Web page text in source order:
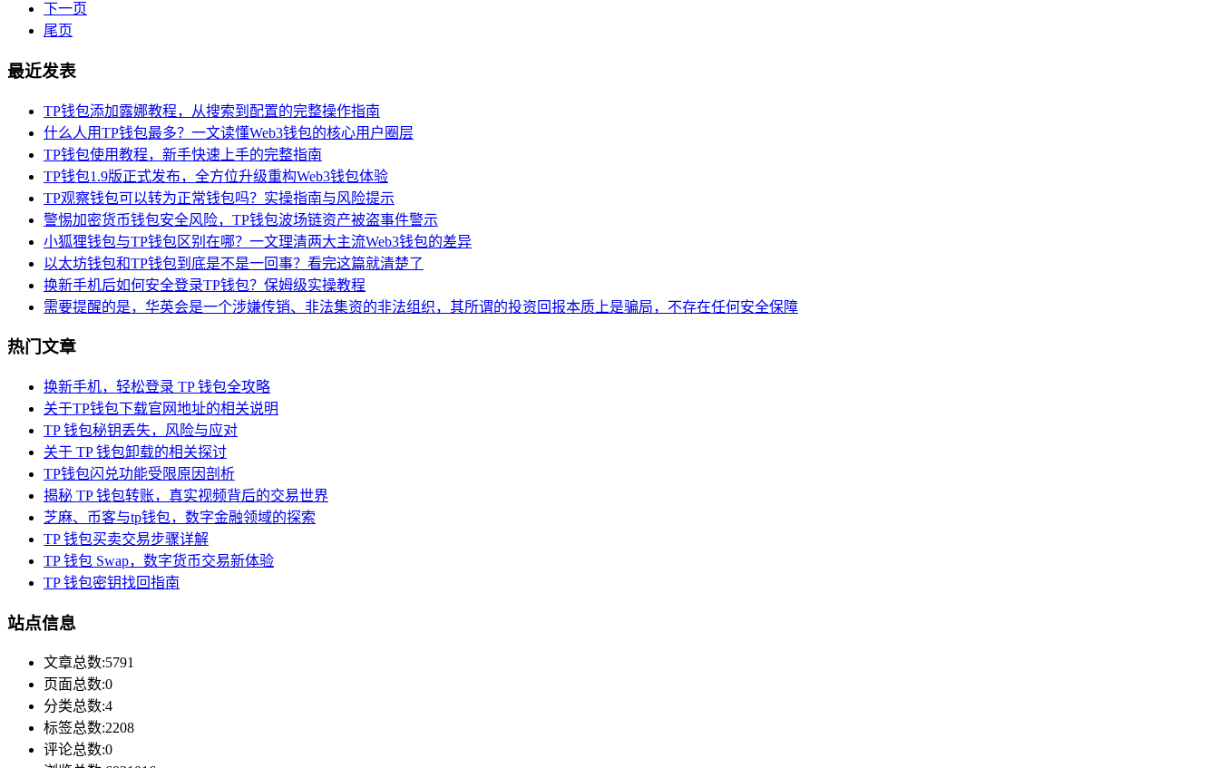
下一页
尾页
最近发表
TP钱包添加露娜教程，从搜索到配置的完整操作指南
什么人用TP钱包最多？一文读懂Web3钱包的核心用户圈层
TP钱包使用教程，新手快速上手的完整指南
TP钱包1.9版正式发布，全方位升级重构Web3钱包体验
TP观察钱包可以转为正常钱包吗？实操指南与风险提示
警惕加密货币钱包安全风险，TP钱包波场链资产被盗事件警示
小狐狸钱包与TP钱包区别在哪？一文理清两大主流Web3钱包的差异
以太坊钱包和TP钱包到底是不是一回事？看完这篇就清楚了
换新手机后如何安全登录TP钱包？保姆级实操教程
需要提醒的是，华英会是一个涉嫌传销、非法集资的非法组织，其所谓的投资回报本质上是骗局，不存在任何安全保障
热门文章
换新手机，轻松登录 TP 钱包全攻略
关于TP钱包下载官网地址的相关说明
TP 钱包秘钥丢失，风险与应对
关于 TP 钱包卸载的相关探讨
TP钱包闪兑功能受限原因剖析
揭秘 TP 钱包转账，真实视频背后的交易世界
芝麻、币客与tp钱包，数字金融领域的探索
TP 钱包买卖交易步骤详解
TP 钱包 Swap，数字货币交易新体验
TP 钱包密钥找回指南
站点信息
文章总数:5791
页面总数:0
分类总数:4
标签总数:2208
评论总数:0